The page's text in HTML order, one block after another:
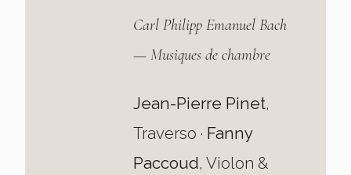
Carl Philipp Emanuel Bach
— Musiques de chambre
Jean-Pierre Pinet,
Traverso · Fanny
Paccoud, Violon &